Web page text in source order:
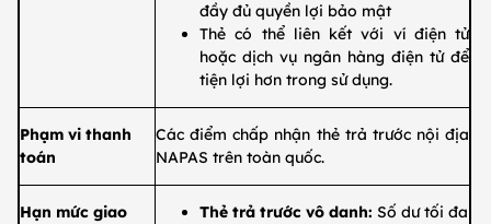
đầy đủ quyền lợi bảo mật
​Thẻ có thể liên kết với ví điện tử
hoặc dịch vụ ngân hàng điện tử để
tiện lợi hơn trong sử dụng.
​Phạm vi thanh
toán
​Các điểm chấp nhận thẻ trả trước nội địa
NAPAS trên toàn quốc.
​Hạn mức giao
​Thẻ trả trước vô danh: Số dư tối đa